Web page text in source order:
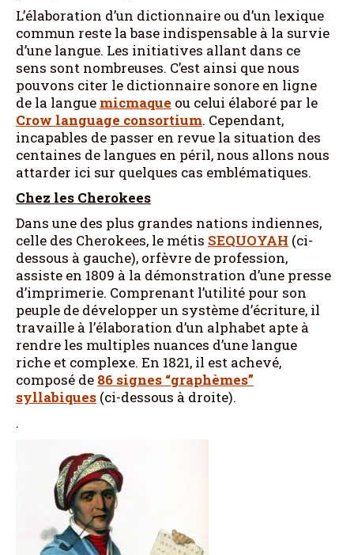
L’élaboration d’un dictionnaire ou d’un lexique
commun reste la base indispensable à la survie
d’une langue. Les initiatives allant dans ce
sens sont nombreuses. C’est ainsi que nous
pouvons citer le dictionnaire sonore en ligne
de la langue micmaque ou celui élaboré par le
Crow language consortium. Cependant,
incapables de passer en revue la situation des
centaines de langues en péril, nous allons nous
attarder ici sur quelques cas emblématiques.
Chez les Cherokees
Dans une des plus grandes nations indiennes,
celle des Cherokees, le métis SEQUOYAH (ci-
dessous à gauche), orfèvre de profession,
assiste en 1809 à la démonstration d’une presse
d’imprimerie. Comprenant l’utilité pour son
peuple de développer un système d’écriture, il
travaille à l’élaboration d’un alphabet apte à
rendre les multiples nuances d’une langue
riche et complexe. En 1821, il est achevé,
composé de 86 signes “graphèmes”
syllabiques (ci-dessous à droite).
.